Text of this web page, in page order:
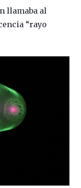
llamaba al
“rayo